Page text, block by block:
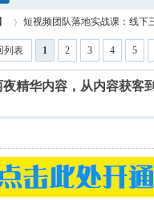
›
短视频团队落地实战课：线下
1 2 3 4 5
列表
精华内容，从内容获客